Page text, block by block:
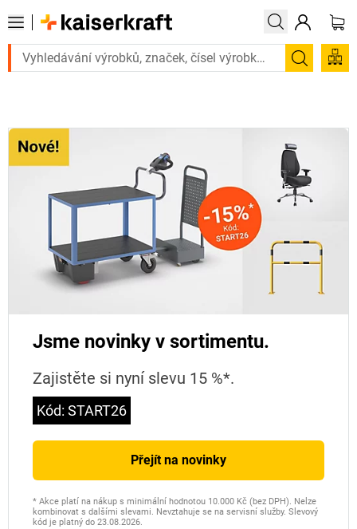
Vybrané bestsellery doručíme do 72 hodin. Prohlédněte si
Hledání
Jsme novinky v sortimentu.
Zajistěte si nyní slevu 15 %*.
Kód: START26
Přejít na novinky
* Akce platí na nákup s minimální hodnotou 10.000 Kč (bez DPH). Nelze
kombinovat s dalšími slevami. Nevztahuje se na servisní služby. Slevový
kód je platný do 23.08.2026.